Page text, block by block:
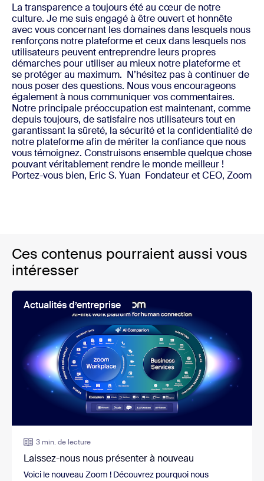
La transparence a toujours été au cœur de notre
culture. Je me suis engagé à être ouvert et honnête
avec vous concernant les domaines dans lesquels nous
renforçons notre plateforme et ceux dans lesquels nos
utilisateurs peuvent entreprendre leurs propres
démarches pour utiliser au mieux notre plateforme et
se protéger au maximum. N’hésitez pas à continuer de
nous poser des questions. Nous vous encourageons
également à nous communiquer vos commentaires.
Notre principale préoccupation est maintenant, comme
depuis toujours, de satisfaire nos utilisateurs tout en
garantissant la sûreté, la sécurité et la confidentialité de
notre plateforme afin de mériter la confiance que nous
vous témoignez. Construisons ensemble quelque chose
pouvant véritablement rendre le monde meilleur !
Portez-vous bien, Eric S. Yuan Fondateur et CEO, Zoom
Ces contenus pourraient aussi vous
intéresser
Actualités d’entreprise
3 min. de lecture
Laissez-nous nous présenter à nouveau
Voici le nouveau Zoom ! Découvrez pourquoi nous